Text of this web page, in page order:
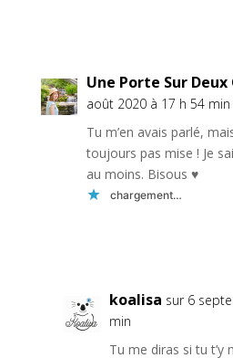
Une Porte Sur
août 2020 à 17 h 54 min
Tu m’en avais parlé,
toujours pas mise ! Je
au moins. Bisous ♥
chargement…
koalisa sur 6
min
Tu me diras si tu t’y